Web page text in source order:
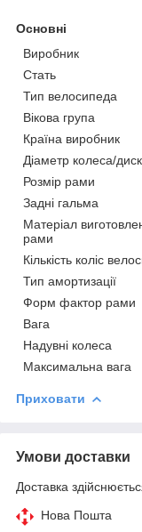
Основні
Виробник
Стать
Тип велосипеда
Вікова група
Країна виробник
Діаметр колеса/
Розмір рами
Задні гальма
Матеріал
рами
Кількість коліс
Тип амортизації
Форм фактор рами
Вага
Надувні колеса
Максимальна вага
Приховати
Умови доставки
Доставка
Нова Пошта